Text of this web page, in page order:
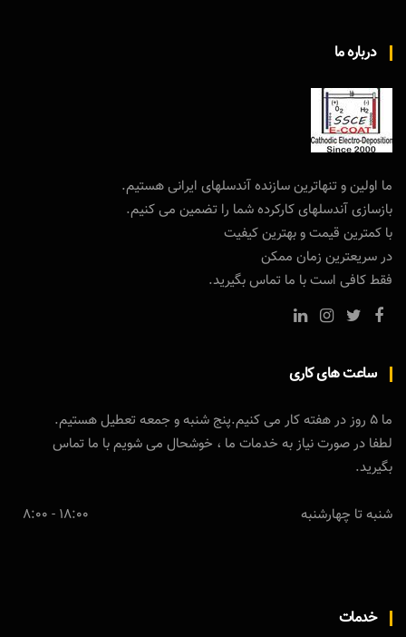
درباره ما
ما اولین و تنهاترین سازنده آندسلهای ایرانی هستیم.
بازسازی آندسلهای کارکرده شما را تضمین می کنیم.
با کمترین قیمت و بهترین کیفیت
در سریعترین زمان ممکن
فقط کافی است با ما تماس بگیرید.
ساعت های کاری
ما 5 روز در هفته کار می کنیم.پنج شنبه و جمعه تعطیل هستیم.
لطفا در صورت نیاز به خدمات ما ، خوشحال می شویم با ما تماس
بگیرید.
شنبه تا چهارشنبه 18:00 - 8:00
خدمات